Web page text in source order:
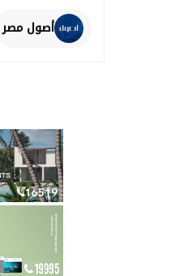
أصول مصر